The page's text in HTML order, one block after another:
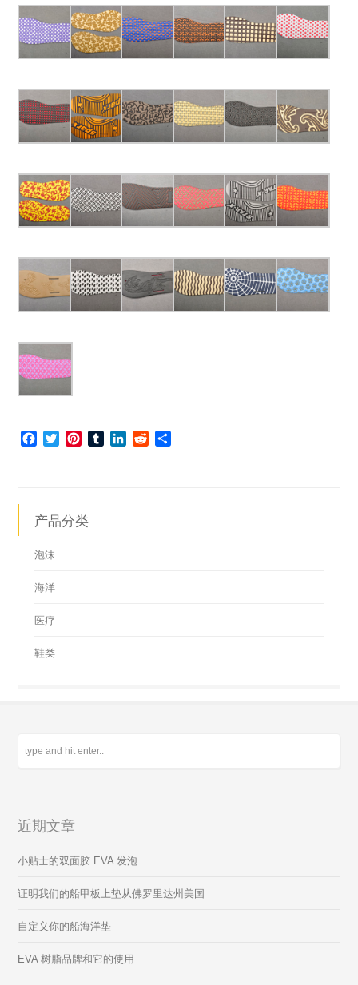
Facebook
TwitterPinterestTumblrLinkedInReddit
产品分类
泡沫
海洋
医疗
鞋类
近期文章
小贴士的双面胶 EVA 发泡
证明我们的船甲板上垫从佛罗里达州美国
自定义你的船海洋垫
EVA 树脂品牌和它的使用